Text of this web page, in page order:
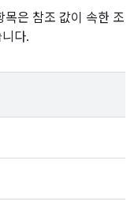
은 참조 값이 속한 조
다.